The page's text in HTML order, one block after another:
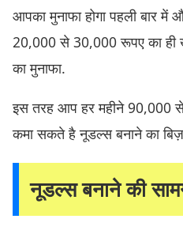
आपका मुनाफा होगा पहली बार में
20,000 से 30,000 रूपए का
का मुनाफा.
इस तरह आप हर महीने
कमा सकते है नूडल्स बनाने का
नूडल्स बनाने की